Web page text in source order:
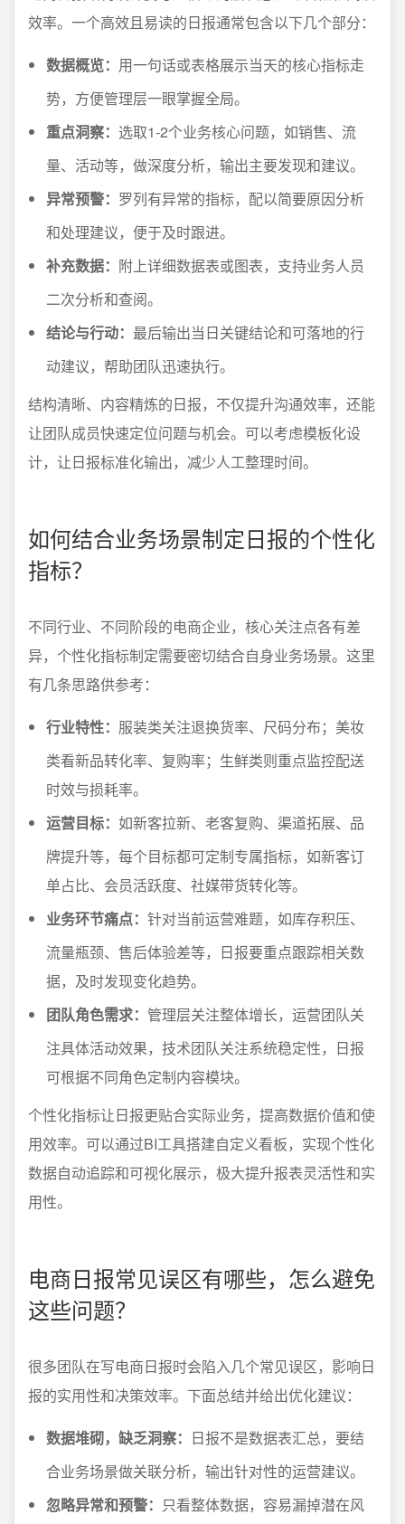
效率。一个高效且易读的日报通常包含以下几个部分：
数据概览： 用一句话或表格展示当天的核心指标走
势，方便管理层一眼掌握全局。
重点洞察： 选取1-2个业务核心问题，如销售、流
量、活动等，做深度分析，输出主要发现和建议。
异常预警： 罗列有异常的指标，配以简要原因分析
和处理建议，便于及时跟进。
补充数据： 附上详细数据表或图表，支持业务人员
二次分析和查阅。
结论与行动： 最后输出当日关键结论和可落地的行
动建议，帮助团队迅速执行。
结构清晰、内容精炼的日报，不仅提升沟通效率，还能
让团队成员快速定位问题与机会。可以考虑模板化设
计，让日报标准化输出，减少人工整理时间。
如何结合业务场景制定日报的个性化
指标？
不同行业、不同阶段的电商企业，核心关注点各有差
异，个性化指标制定需要密切结合自身业务场景。这里
有几条思路供参考：
行业特性： 服装类关注退换货率、尺码分布；美妆
类看新品转化率、复购率；生鲜类则重点监控配送
时效与损耗率。
运营目标： 如新客拉新、老客复购、渠道拓展、品
牌提升等，每个目标都可定制专属指标，如新客订
单占比、会员活跃度、社媒带货转化等。
业务环节痛点： 针对当前运营难题，如库存积压、
流量瓶颈、售后体验差等，日报要重点跟踪相关数
据，及时发现变化趋势。
团队角色需求： 管理层关注整体增长，运营团队关
注具体活动效果，技术团队关注系统稳定性，日报
可根据不同角色定制内容模块。
个性化指标让日报更贴合实际业务，提高数据价值和使
用效率。可以通过BI工具搭建自定义看板，实现个性化
数据自动追踪和可视化展示，极大提升报表灵活性和实
用性。
电商日报常见误区有哪些，怎么避免
这些问题？
很多团队在写电商日报时会陷入几个常见误区，影响日
报的实用性和决策效率。下面总结并给出优化建议：
数据堆砌，缺乏洞察： 日报不是数据表汇总，要结
合业务场景做关联分析，输出针对性的运营建议。
忽略异常和预警： 只看整体数据，容易漏掉潜在风